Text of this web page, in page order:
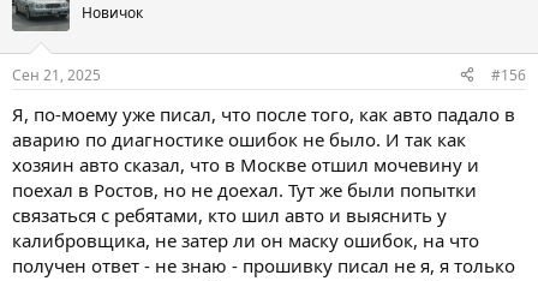
Новичок
Сен 21, 2025 #156
Я, по-моему уже писал, что после того, как авто падало в
аварию по диагностике ошибок не было. И так как
хозяин авто сказал, что в Москве отшил мочевину и
поехал в Ростов, но не доехал. Тут же были попытки
связаться с ребятами, кто шил авто и выяснить у
калибровщика, не затер ли он маску ошибок, на что
получен ответ - не знаю - прошивку писал не я, я только